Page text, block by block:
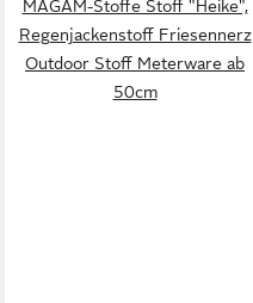
MAGAM-Stoffe Stoff "Heike",
Regenjackenstoff Friesennerz
Outdoor Stoff Meterware ab
50cm